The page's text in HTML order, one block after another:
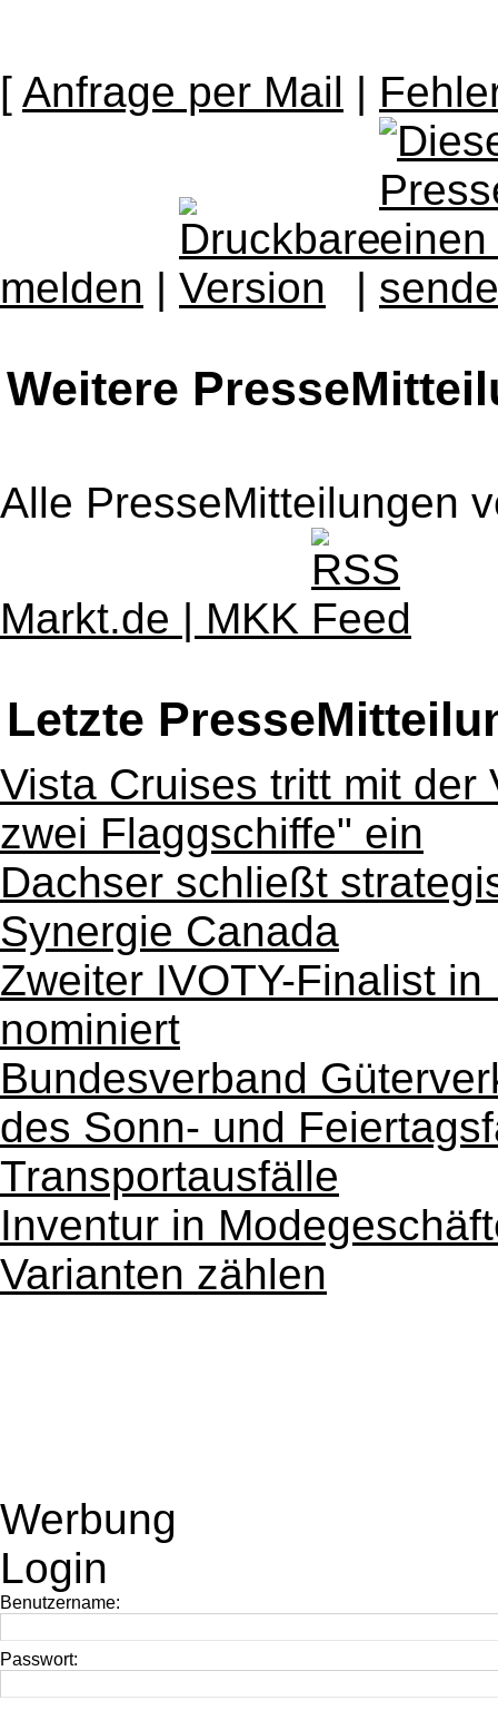
[ Anfrage per Mail |
melden | |
Weitere
Alle PresseMitteilungen
Markt.de | MKK
Letzte
Vista Cruises tritt mit der
zwei Flaggschiffe" ein
Dachser schließt
Synergie Canada
Zweiter IVOTY-Finalist
nominiert
Bundesverband
des Sonn- und
Transportausfälle
Inventur in
Varianten zählen
Werbung
Login
Benutzername:
Passwort: